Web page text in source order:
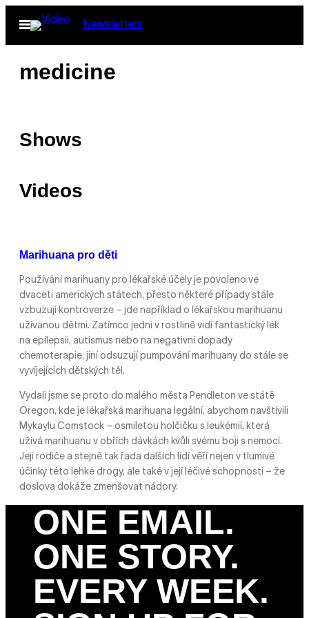
Open
Menu
Newsletters
medicine
Shows
Videos
Marihuana pro děti
Používání marihuany pro lékařské účely je povoleno ve
dvaceti amerických státech, přesto některé případy stále
vzbuzují kontroverze – jde například o lékařskou marihuanu
užívanou dětmi. Zatímco jedni v rostlině vidí fantastický lék
na epilepsii, autismus nebo na negativní dopady
chemoterapie, jiní odsuzují pumpování marihuany do stále se
vyvíjejících dětských těl.
Vydali jsme se proto do malého města Pendleton ve státě
Oregon, kde je lékařská marihuana legální, abychom navštívili
Mykaylu Comstock – osmiletou holčičku s leukémií, která
užívá marihuanu v obřích dávkách kvůli svému boji s nemocí.
Její rodiče a stejně tak řada dalších lidí věří nejen v tlumivé
účinky této lehké drogy, ale také v její léčivé schopnosti – že
doslova dokáže zmenšovat nádory.
ONE EMAIL.
ONE STORY.
EVERY WEEK.